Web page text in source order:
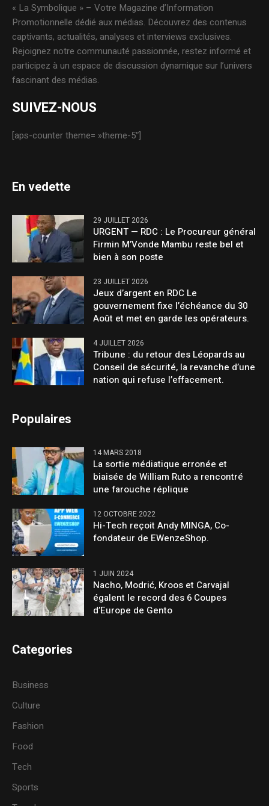
« La Symbolique » – Votre Magazine d’Information
Promotionnelle dédié aux médias. Découvrez des contenus
captivants, actualités, analyses et interviews exclusives.
Rejoignez notre communauté passionnée, restez informé et
participez à un espace de discussion dynamique sur l’univers
fascinant des médias.
SUIVEZ-NOUS
[aps-counter theme= »theme-5″]
En vedette
29 JUILLET 2026
URGENT — RDC : Le Procureur général
Firmin M’Vonde Mambu reste bel et
bien à son poste
23 JUILLET 2026
Jeux d’argent en RDC Le
gouvernement fixe l’échéance du 30
Août et met en garde les opérateurs.
4 JUILLET 2026
Tribune : du retour des Léopards au
Conseil de sécurité, la revanche d’une
nation qui refuse l’effacement.
Populaires
14 MARS 2018
La sortie médiatique erronée et
biaisée de William Ruto a rencontré
une farouche réplique
12 OCTOBRE 2022
Hi-Tech reçoit Andy MINGA, Co-
fondateur de EWenzeShop.
1 JUIN 2024
Nacho, Modrić, Kroos et Carvajal
égalent le record des 6 Coupes
d’Europe de Gento
Categories
Business
Culture
Fashion
Food
Tech
Sports